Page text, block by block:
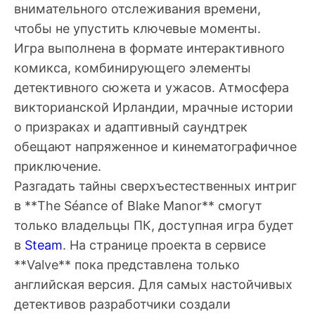
внимательного отслеживания времени,
чтобы не упустить ключевые моменты.
Игра выполнена в формате интерактивного
комикса, комбинирующего элементы
детективного сюжета и ужасов. Атмосфера
викторианской Ирландии, мрачные истории
о призраках и адаптивный саундтрек
обещают напряженное и кинематографичное
приключение.
Разгадать тайны сверхъестественных интриг
в **The Séance of Blake Manor** смогут
только владельцы ПК, доступная игра будет
в Steam. На странице проекта в сервисе
**Valve** пока представлена только
английская версия. Для самых настойчивых
детективов разработчики создали